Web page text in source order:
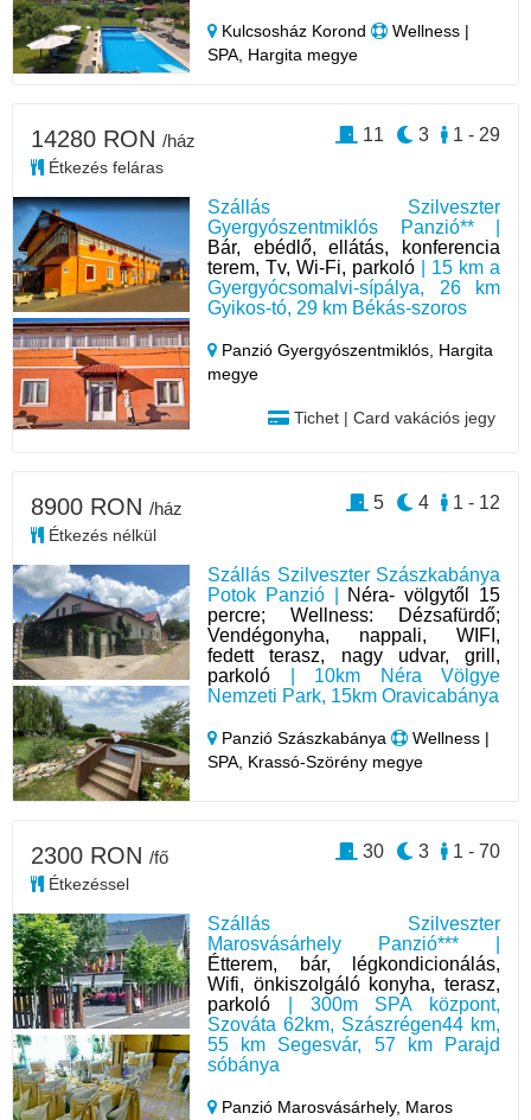
Kulcsosház Korond
Wellness |
SPA, Hargita megye
Szállás Szilveszter
Gyergyószentmiklós Panzió** |
Bár, ebédlő, ellátás, konferencia
terem, Tv, Wi-Fi, parkoló | 15 km a
Gyergyócsomalvi-sípálya, 26 km
Gyikos-tó, 29 km Békás-szoros
Panzió Gyergyószentmiklós, Hargita
megye
Tichet | Card vakációs jegy
14280 RON /ház
Étkezés feláras
1 - 29
3
11
Szállás Szilveszter Szászkabánya
Potok Panzió | Néra- völgytől 15
percre; Wellness: Dézsafürdő;
Vendégonyha, nappali, WIFI,
fedett terasz, nagy udvar, grill,
parkoló | 10km Néra Völgye
Nemzeti Park, 15km Oravicabánya
Panzió Szászkabánya
Wellness |
SPA, Krassó-Szörény megye
8900 RON /ház
Étkezés nélkül
1 - 12
4
5
Szállás Szilveszter
Marosvásárhely Panzió*** |
Étterem, bár, légkondicionálás,
Wifi, önkiszolgáló konyha, terasz,
parkoló | 300m SPA központ,
Szováta 62km, Szászrégen44 km,
55 km Segesvár, 57 km Parajd
sóbánya
Panzió Marosvásárhely, Maros
2300 RON /fő
Étkezéssel
1 - 70
3
30